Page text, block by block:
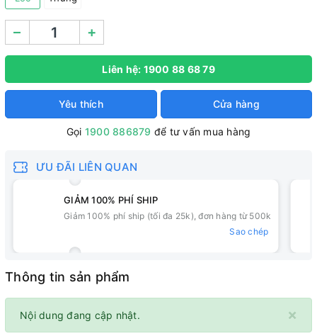
– +
Liên hệ: 1900 88 68 79
Yêu thích Cửa hàng
Gọi 1900 886879 để tư vấn mua hàng
ƯU ĐÃI LIÊN QUAN
GIẢM 100% PHÍ SHIP
Giảm 100% phí ship (tối đa 25k), đơn hàng từ 500k
Sao chép
Thông tin sản phẩm
×
Nội dung đang cập nhật.